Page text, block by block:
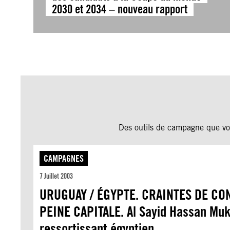
2030 et 2034 – nouveau rapport
Des outils de campagne que
CAMPAGNES
7 Juillet 2003
URUGUAY / ÉGYPTE. CRAINTES DE
PEINE CAPITALE. Al Sayid Hassan